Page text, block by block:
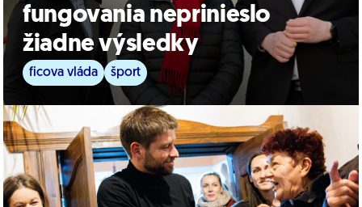
fungovania neprinieslo
žiadne výsledky
ficova vláda šport